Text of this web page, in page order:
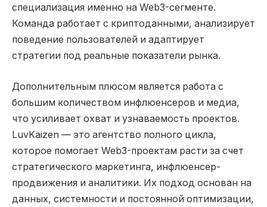
специализация именно на Web3-сегменте.
Команда работает с криптоданными, анализирует
поведение пользователей и адаптирует
стратегии под реальные показатели рынка.
Дополнительным плюсом является работа с
большим количеством инфлюенсеров и медиа,
что усиливает охват и узнаваемость проектов.
LuvKaizen — это агентство полного цикла,
которое помогает Web3-проектам расти за счет
стратегического маркетинга, инфлюенсер-
продвижения и аналитики. Их подход основан на
данных, системности и постоянной оптимизации,